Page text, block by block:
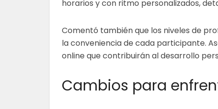
horarios y con ritmo personalizados,
Comentó también que los niveles de
la conveniencia de cada participante.
online que contribuirán al desarrollo
Cambios para